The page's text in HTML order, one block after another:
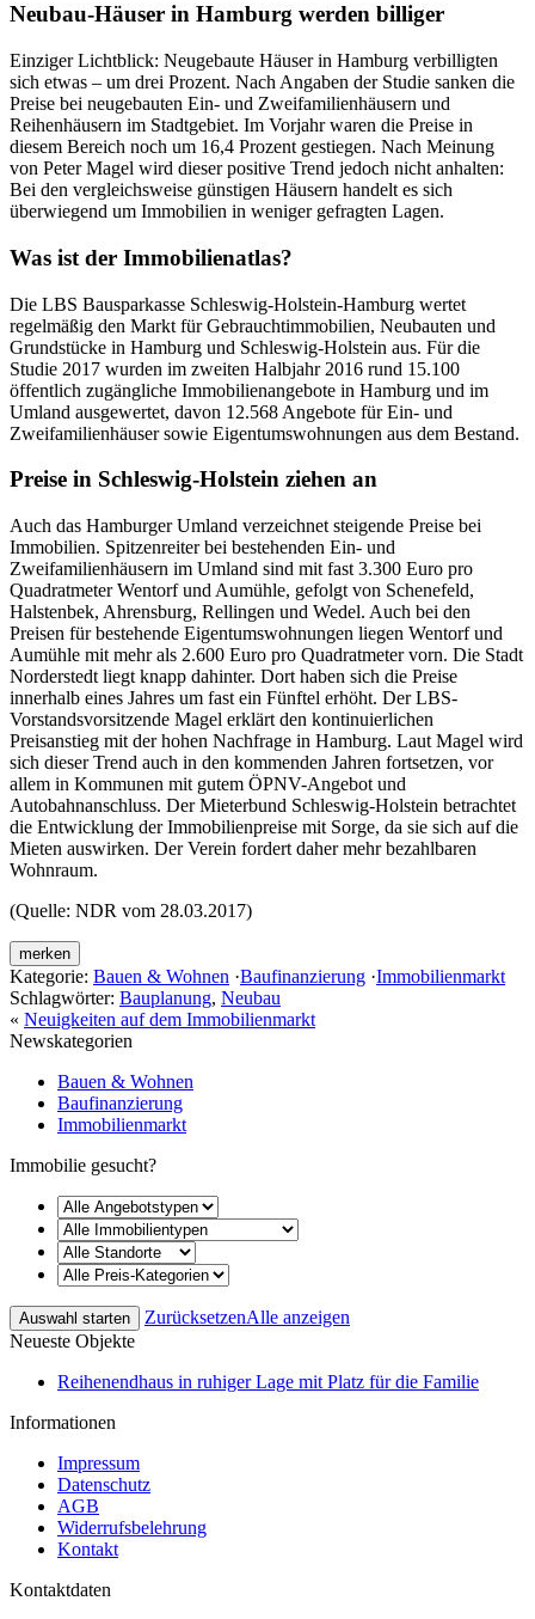
Neubau-Häuser in Hamburg werden billiger
Einziger Lichtblick: Neugebaute Häuser in Hamburg verbilligten
sich etwas – um drei Prozent. Nach Angaben der Studie sanken die
Preise bei neugebauten Ein- und Zweifamilienhäusern und
Reihenhäusern im Stadtgebiet. Im Vorjahr waren die Preise in
diesem Bereich noch um 16,4 Prozent gestiegen. Nach Meinung
von Peter Magel wird dieser positive Trend jedoch nicht anhalten:
Bei den vergleichsweise günstigen Häusern handelt es sich
überwiegend um Immobilien in weniger gefragten Lagen.
Was ist der Immobilienatlas?
Die LBS Bausparkasse Schleswig-Holstein-Hamburg wertet
regelmäßig den Markt für Gebrauchtimmobilien, Neubauten und
Grundstücke in Hamburg und Schleswig-Holstein aus. Für die
Studie 2017 wurden im zweiten Halbjahr 2016 rund 15.100
öffentlich zugängliche Immobilienangebote in Hamburg und im
Umland ausgewertet, davon 12.568 Angebote für Ein- und
Zweifamilienhäuser sowie Eigentumswohnungen aus dem Bestand.
Preise in Schleswig-Holstein ziehen an
Auch das Hamburger Umland verzeichnet steigende Preise bei
Immobilien. Spitzenreiter bei bestehenden Ein- und
Zweifamilienhäusern im Umland sind mit fast 3.300 Euro pro
Quadratmeter Wentorf und Aumühle, gefolgt von Schenefeld,
Halstenbek, Ahrensburg, Rellingen und Wedel. Auch bei den
Preisen für bestehende Eigentumswohnungen liegen Wentorf und
Aumühle mit mehr als 2.600 Euro pro Quadratmeter vorn. Die Stadt
Norderstedt liegt knapp dahinter. Dort haben sich die Preise
innerhalb eines Jahres um fast ein Fünftel erhöht. Der LBS-
Vorstandsvorsitzende Magel erklärt den kontinuierlichen
Preisanstieg mit der hohen Nachfrage in Hamburg. Laut Magel wird
sich dieser Trend auch in den kommenden Jahren fortsetzen, vor
allem in Kommunen mit gutem ÖPNV-Angebot und
Autobahnanschluss. Der Mieterbund Schleswig-Holstein betrachtet
die Entwicklung der Immobilienpreise mit Sorge, da sie sich auf die
Mieten auswirken. Der Verein fordert daher mehr bezahlbaren
Wohnraum.
(Quelle: NDR vom 28.03.2017)
merken
Kategorie: Bauen & Wohnen ·Baufinanzierung ·Immobilienmarkt
Schlagwörter: Bauplanung, Neubau
« Neuigkeiten auf dem Immobilienmarkt
Newskategorien
Bauen & Wohnen
Baufinanzierung
Immobilienmarkt
Immobilie gesucht?
ZurücksetzenAlle anzeigen
Neueste Objekte
Reihenendhaus in ruhiger Lage mit Platz für die Familie
Informationen
Impressum
Datenschutz
AGB
Widerrufsbelehrung
Kontakt
Kontaktdaten